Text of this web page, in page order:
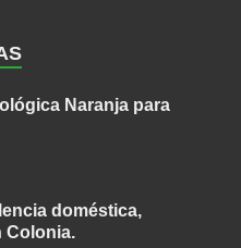
Naranja para
doméstica,
Colonia.